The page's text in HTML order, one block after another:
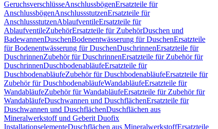
GeruchsverschlüsseAnschlussbögenErsatzteile für
AnschlussbögenAnschlussstutzenErsatzteile für
AnschlussstutzenAblaufventileErsatzteile für
AblaufventileZubehörErsatzteile für ZubehörDuschen und
BadewannenDuschenBodenentwässerung für DuschenErsatzteile
für Bodenentwässerung für DuschenDuschrinnenErsatzteile für
DuschrinnenZubehör für DuschrinnenErsatzteile für Zubehör für
DuschrinnenDuschbodenabläufeErsatzteile für
DuschbodenabläufeZubehör für DuschbodenabläufeErsatzteile für
Zubehör für DuschbodenabläufeWandabläufeErsatzteile für
WandabläufeZubehör für WandabläufeErsatzteile für Zubehör für
WandabläufeDuschwannen und DuschflächenErsatzteile für
Duschwannen und DuschflächenDuschflächen aus
Mineralwerkstoff und Geberit Duofix
InstallationselementeDuschflächen aus MineralwerkstoffErsatzteile